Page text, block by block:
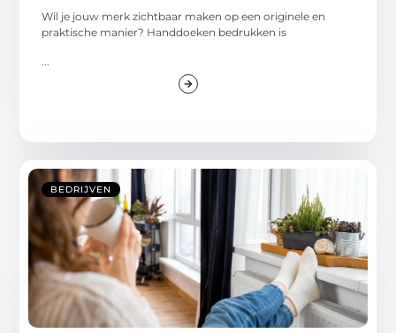
Wil je jouw merk zichtbaar maken op een originele en
praktische manier? Handdoeken bedrukken is
BEDRIJVEN